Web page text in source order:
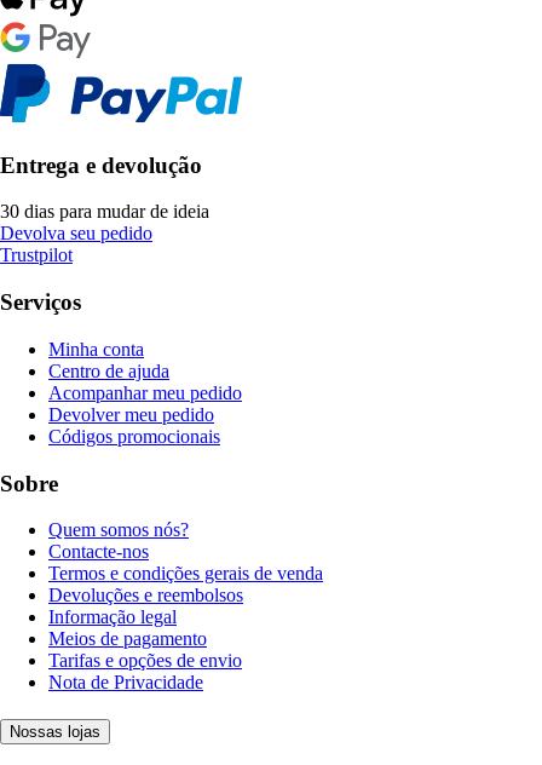
Entrega e devolução
30 dias para mudar de ideia
Devolva seu pedido
Trustpilot
Serviços
Minha conta
Centro de ajuda
Acompanhar meu pedido
Devolver meu pedido
Códigos promocionais
Sobre
Quem somos nós?
Contacte-nos
Termos e condições gerais de venda
Devoluções e reembolsos
Informação legal
Meios de pagamento
Tarifas e opções de envio
Nota de Privacidade
Nossas lojas